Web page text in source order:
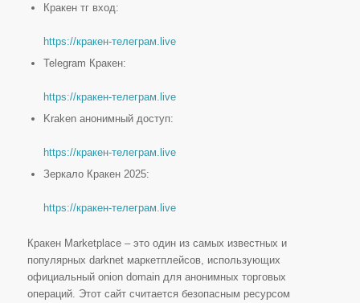
Кракен тг вход:
https://кракен-телеграм.live
Telegram Кракен:
https://кракен-телеграм.live
Kraken анонимный доступ:
https://кракен-телеграм.live
Зеркало Кракен 2025:
https://кракен-телеграм.live
Кракен Marketplace – это один из самых известных и
популярных darknet маркетплейсов, использующих
официальный onion domain для анонимных торговых
операций. Этот сайт считается безопасным ресурсом